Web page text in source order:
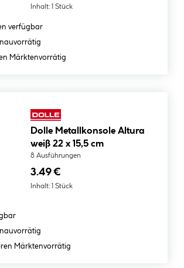
Inhalt: 1 Stück
verfügbar
vorrätig
Märktenvorrätig
Dolle Metallkonsole Altura
weiß 22 x 15,5 cm
8 Ausführungen
3.49 €
Inhalt: 1 Stück
vorrätig
Märktenvorrätig